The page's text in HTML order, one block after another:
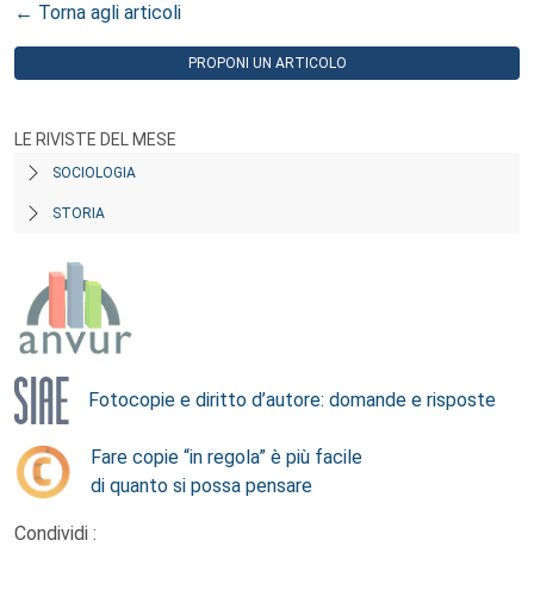
← Torna agli articoli
PROPONI UN ARTICOLO
LE RIVISTE DEL MESE
SOCIOLOGIA
STORIA
Fotocopie e diritto d’autore: domande e risposte
Fare copie “in regola” è più facile
di quanto si possa pensare
Condividi :